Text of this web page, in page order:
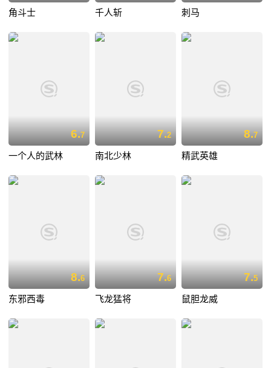
角斗士 千人斩 刺马
6.7
一个人的武林
7.2
南北少林
8.7
精武英雄
8.6
东邪西毒
7.6
飞龙猛将
7.5
鼠胆龙威